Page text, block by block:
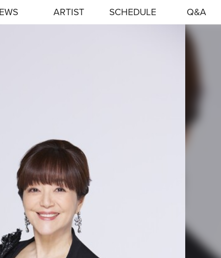
ARTIST SCHEDULE Q&A